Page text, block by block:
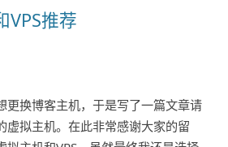
VPS推荐
更换博客主机，于是写了一篇文章请
虚拟主机。在此非常感谢大家的留